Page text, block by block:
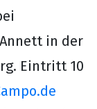
in der
Eintritt 10